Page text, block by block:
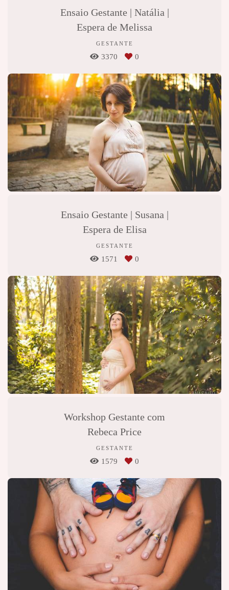
Ensaio Gestante | Natália |
Espera de Melissa
GESTANTE
3370 0
Ensaio Gestante | Susana |
Espera de Elisa
GESTANTE
1571 0
Workshop Gestante com
Rebeca Price
GESTANTE
1579 0